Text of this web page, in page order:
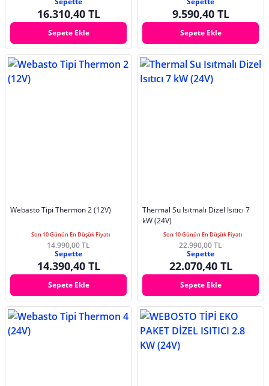
16.310,40 TL
Sepete Ekle
9.590,40 TL
Sepete Ekle
Webasto Tipi Thermon 2 (12V)
Son 10 Günün En Düşük Fiyatı
14.990,00 TL
Sepette
14.390,40 TL
Sepete Ekle
Thermal Su Isıtmalı Dizel Isıtıcı 7
kW (24V)
Son 10 Günün En Düşük Fiyatı
22.990,00 TL
Sepette
22.070,40 TL
Sepete Ekle